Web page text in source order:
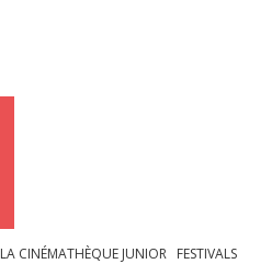
LA CINÉMATHÈQUE JUNIOR FESTIVALS